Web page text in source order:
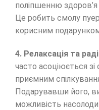
поліпшенню
Це робить смолу
корисним
4. Релаксація та
часто асоціюється
приємним
Подарувавши його,
можливість